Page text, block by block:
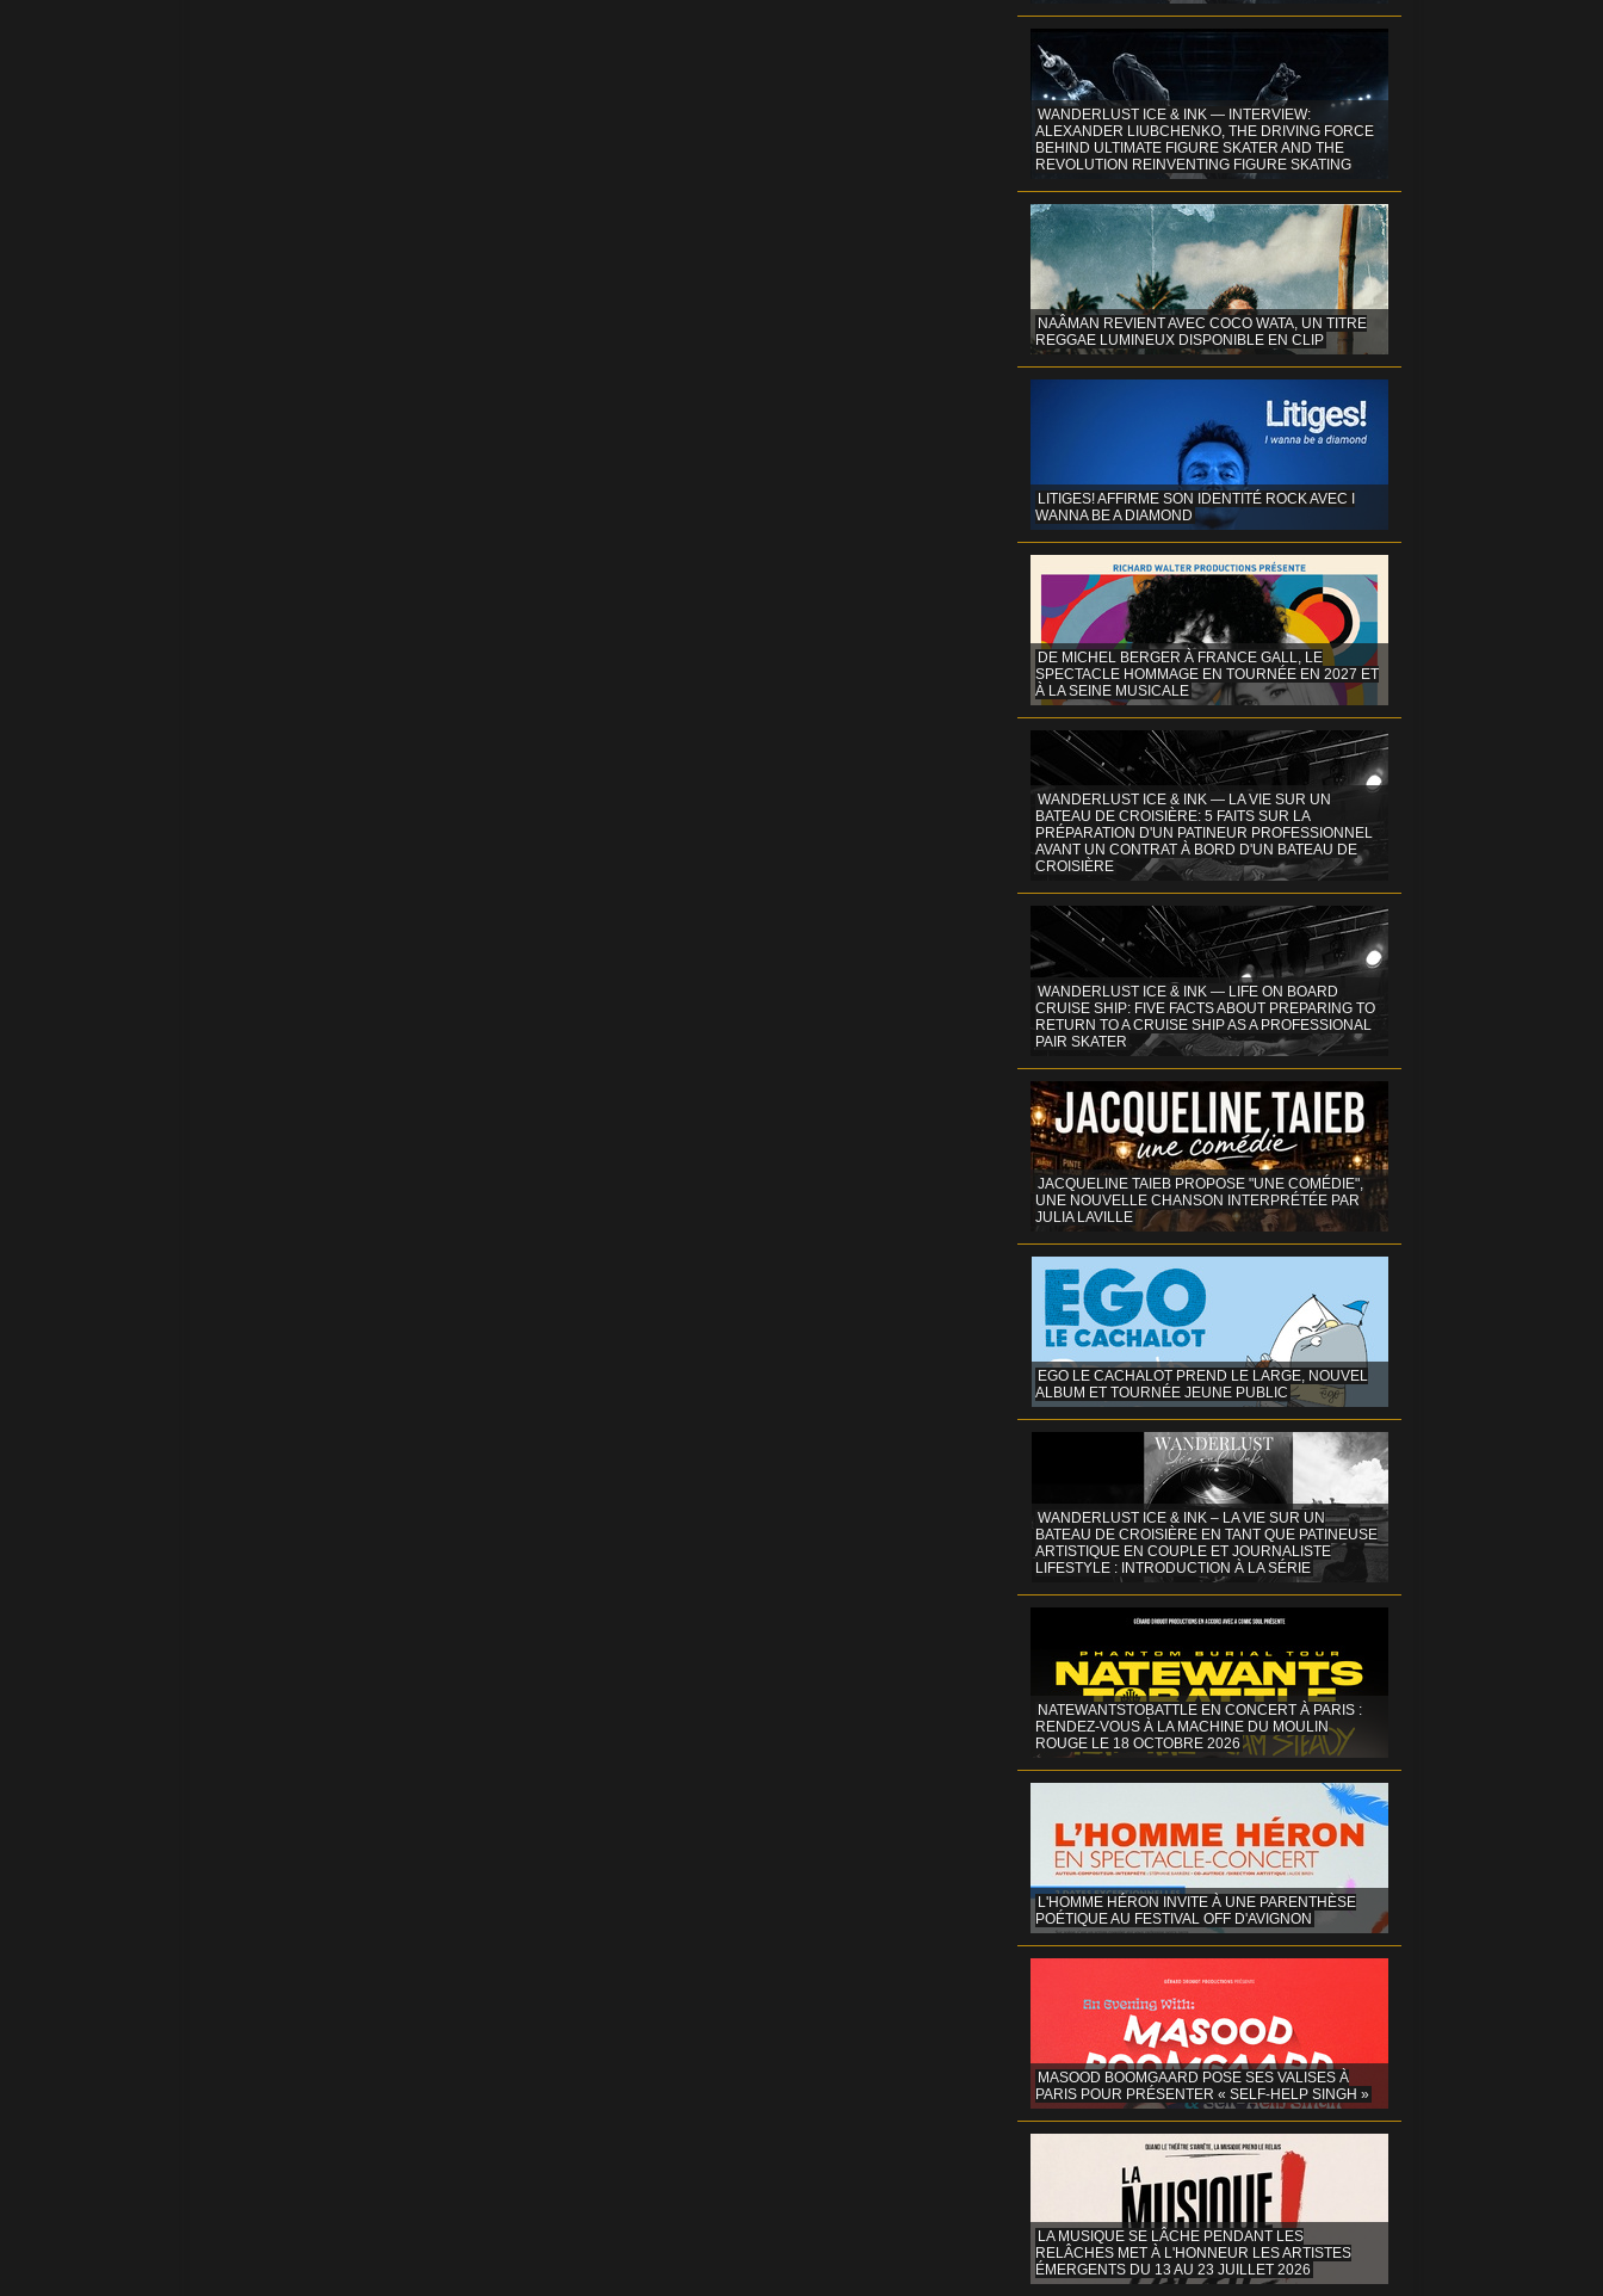
WANDERLUST ICE & INK — INTERVIEW:
ALEXANDER LIUBCHENKO, THE DRIVING FORCE
BEHIND ULTIMATE FIGURE SKATER AND THE
REVOLUTION REINVENTING FIGURE SKATING
NAÂMAN REVIENT AVEC COCO WATA, UN TITRE
REGGAE LUMINEUX DISPONIBLE EN CLIP
LITIGES! AFFIRME SON IDENTITÉ ROCK AVEC I
WANNA BE A DIAMOND
DE MICHEL BERGER À FRANCE GALL, LE
SPECTACLE HOMMAGE EN TOURNÉE EN 2027 ET
À LA SEINE MUSICALE
WANDERLUST ICE & INK — LA VIE SUR UN
BATEAU DE CROISIÈRE: 5 FAITS SUR LA
PRÉPARATION D'UN PATINEUR PROFESSIONNEL
AVANT UN CONTRAT À BORD D'UN BATEAU DE
CROISIÈRE
WANDERLUST ICE & INK — LIFE ON BOARD
CRUISE SHIP: FIVE FACTS ABOUT PREPARING TO
RETURN TO A CRUISE SHIP AS A PROFESSIONAL
PAIR SKATER
JACQUELINE TAIEB PROPOSE "UNE COMÉDIE",
UNE NOUVELLE CHANSON INTERPRÉTÉE PAR
JULIA LAVILLE
EGO LE CACHALOT PREND LE LARGE, NOUVEL
ALBUM ET TOURNÉE JEUNE PUBLIC
WANDERLUST ICE & INK – LA VIE SUR UN
BATEAU DE CROISIÈRE EN TANT QUE PATINEUSE
ARTISTIQUE EN COUPLE ET JOURNALISTE
LIFESTYLE : INTRODUCTION À LA SÉRIE
NATEWANTSTOBATTLE EN CONCERT À PARIS :
RENDEZ-VOUS À LA MACHINE DU MOULIN
ROUGE LE 18 OCTOBRE 2026
L'HOMME HÉRON INVITE À UNE PARENTHÈSE
POÉTIQUE AU FESTIVAL OFF D'AVIGNON
MASOOD BOOMGAARD POSE SES VALISES À
PARIS POUR PRÉSENTER « SELF-HELP SINGH »
LA MUSIQUE SE LÂCHE PENDANT LES
RELÂCHES MET À L'HONNEUR LES ARTISTES
ÉMERGENTS DU 13 AU 23 JUILLET 2026